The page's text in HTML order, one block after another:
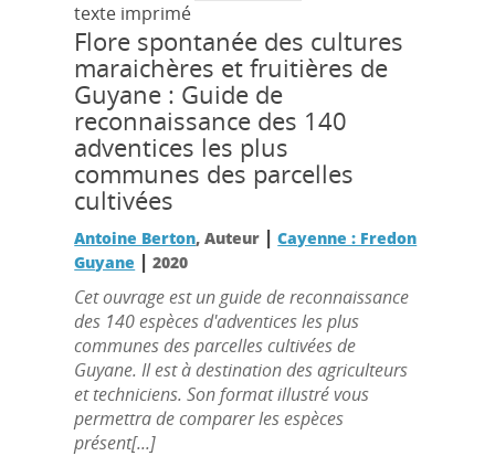
texte imprimé
Flore spontanée des cultures
maraichères et fruitières de
Guyane : Guide de
reconnaissance des 140
adventices les plus
communes des parcelles
cultivées
Antoine Berton, Auteur |Cayenne : Fredon
Guyane |2020
Cet ouvrage est un guide de reconnaissance
des 140 espèces d'adventices les plus
communes des parcelles cultivées de
Guyane. Il est à destination des agriculteurs
et techniciens. Son format illustré vous
permettra de comparer les espèces
présent[...]